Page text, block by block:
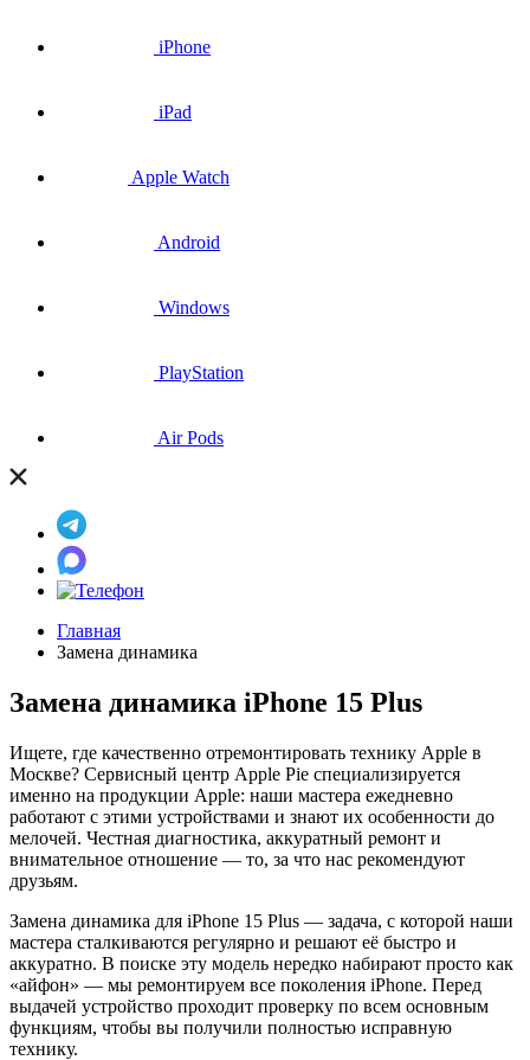
iPhone
iPad
Apple Watch
Android
Windows
PlayStation
Air Pods
Главная
Замена динамика
Замена динамика iPhone 15 Plus
Ищете, где качественно отремонтировать технику Apple в
Москве? Сервисный центр Apple Pie специализируется
именно на продукции Apple: наши мастера ежедневно
работают с этими устройствами и знают их особенности до
мелочей. Честная диагностика, аккуратный ремонт и
внимательное отношение — то, за что нас рекомендуют
друзьям.
Замена динамика для iPhone 15 Plus — задача, с которой наши
мастера сталкиваются регулярно и решают её быстро и
аккуратно. В поиске эту модель нередко набирают просто как
«айфон» — мы ремонтируем все поколения iPhone. Перед
выдачей устройство проходит проверку по всем основным
функциям, чтобы вы получили полностью исправную
технику.